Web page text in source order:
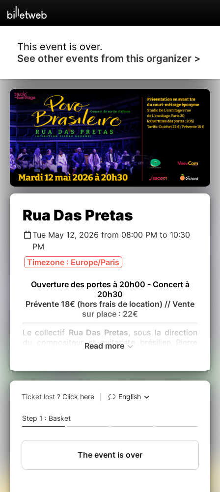
This event is over.
See other events from this organizer >
Rua Das Pretas
Tue May 12, 2026 from 08:00 PM to 10:30
PM
Timezone : Europe/Paris
Ouverture des portes à 20h00 - Concert à
20h30
Prévente 18€ (hors frais de location) // Vente
sur place : 22€
Le collectif Rua Das Pretas, sous la direction
du compositeur et guitariste brésilien Pierre
Aderne, pionnier des musiques
avec des artistes à la renommée internationale
tels que Seu Jorge, Melody Gardot, Tito Paris,
Sara Tavares,António Zambujo ou encore
Madeleine Peyroux, révélera l'album « Povo
d'Aderne) qui sortira le 10/04/2026 en CD et
ainsi que le court-métrage éponyme seront
présentés le mardi 12/05/2026 à 20h00 sur la
scène du Studio de L'Ermitage, lors d'un
concert de lancement exceptionnel.
Read more